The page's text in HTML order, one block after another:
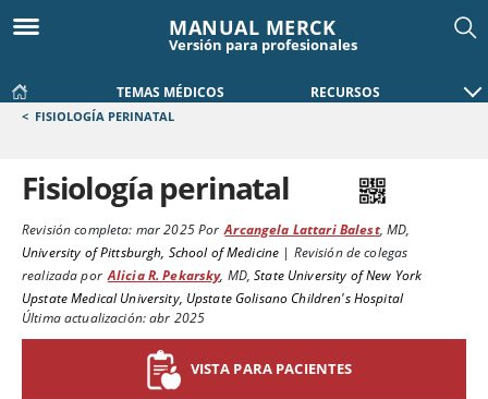
MANUAL MERCK
Versión para profesionales
TEMAS MÉDICOS RECURSOS
< FISIOLOGÍA PERINATAL
Fisiología perinatal
Revisión completa: mar 2025Por Arcangela Lattari Balest,MD,
University of Pittsburgh, School of Medicine | Revisión de colegas
realizada por Alicia R. Pekarsky, MD,State University of New York
Upstate Medical University, Upstate Golisano Children's Hospital
Última actualización: abr 2025
VISTA PARA PACIENTES